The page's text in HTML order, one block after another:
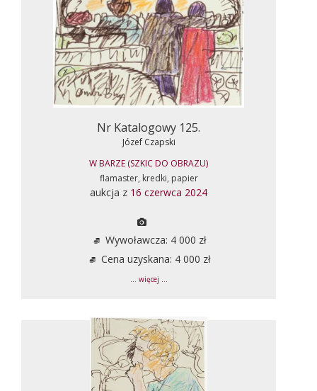
Nr Katalogowy 125.
Józef Czapski
W BARZE (SZKIC DO OBRAZU)
flamaster, kredki, papier
aukcja z 16 czerwca 2024
Wywoławcza: 4 000 zł
Cena uzyskana: 4 000 zł
... więcej ...